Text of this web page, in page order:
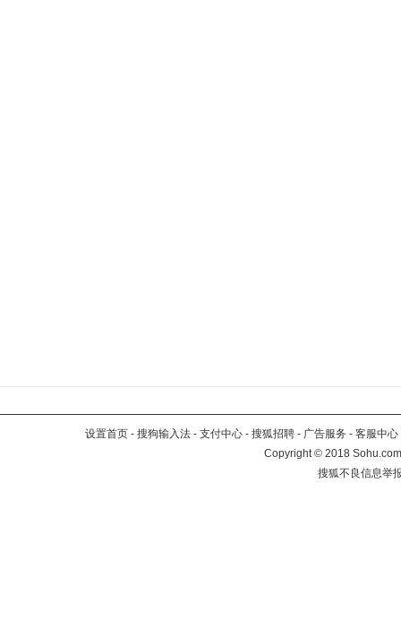
设置首页 - 搜狗输入法 - 支付中心 - 搜狐招聘 - 广告服务 - 客服中心
Copyright©2018
搜狐不良信息举